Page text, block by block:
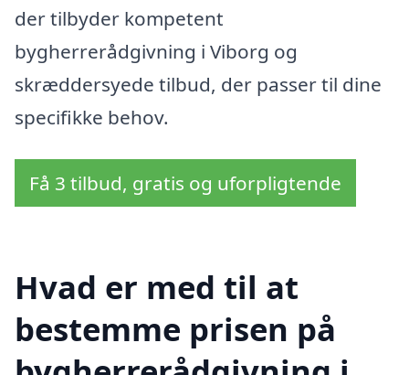
der tilbyder kompetent
bygherrerådgivning i Viborg og
skræddersyede tilbud, der passer til dine
specifikke behov.
Få 3 tilbud, gratis og uforpligtende
Hvad er med til at
bestemme prisen på